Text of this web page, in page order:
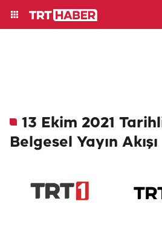
13 Ekim 2021
Belgesel Yayın Akışı